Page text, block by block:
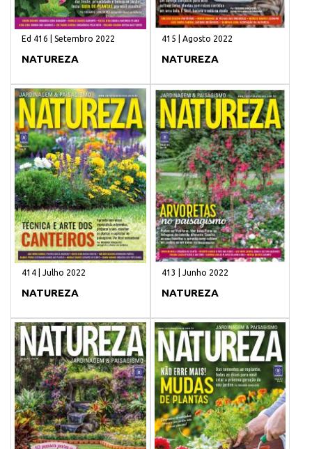
Ed 416 | Setembro 2022
NATUREZA
415 | Agosto 2022
NATUREZA
414 | Julho 2022
NATUREZA
413 | Junho 2022
NATUREZA